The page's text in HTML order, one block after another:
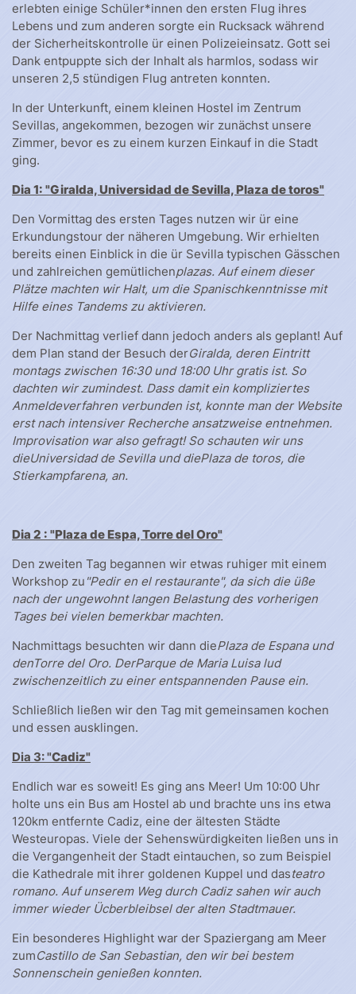
erlebten einige Schüler*innen den ersten Flug ihres
Lebens und zum anderen sorgte ein Rucksack während
der Sicherheitskontrolle ür einen Polizeieinsatz. Gott sei
Dank entpuppte sich der Inhalt als harmlos, sodass wir
unseren 2,5 stündigen Flug antreten konnten.
In der Unterkunft, einem kleinen Hostel im Zentrum
Sevillas, angekommen, bezogen wir zunächst unsere
Zimmer, bevor es zu einem kurzen Einkauf in die Stadt
ging.
Dia 1: "Giralda, Universidad de Sevilla, Plaza de toros"
Den Vormittag des ersten Tages nutzen wir ür eine
Erkundungstour der näheren Umgebung. Wir erhielten
bereits einen Einblick in die ür Sevilla typischen Gässchen
und zahlreichen gemütlichenplazas. Auf einem dieser
Plätze machten wir Halt, um die Spanischkenntnisse mit
Hilfe eines Tandems zu aktivieren.
Der Nachmittag verlief dann jedoch anders als geplant! Auf
dem Plan stand der Besuch derGiralda, deren Eintritt
montags zwischen 16:30 und 18:00 Uhr gratis ist. So
dachten wir zumindest. Dass damit ein kompliziertes
Anmeldeverfahren verbunden ist, konnte man der Website
erst nach intensiver Recherche ansatzweise entnehmen.
Improvisation war also gefragt! So schauten wir uns
dieUniversidad de Sevilla und diePlaza de toros, die
Stierkampfarena, an.
Dia 2 : "Plaza de Espa, Torre del Oro"
Den zweiten Tag begannen wir etwas ruhiger mit einem
Workshop zu "Pedir en el restaurante", da sich die üße
nach der ungewohnt langen Belastung des vorherigen
Tages bei vielen bemerkbar machten.
Nachmittags besuchten wir dann diePlaza de Espana und
denTorre del Oro. DerParque de Maria Luisa lud
zwischenzeitlich zu einer entspannenden Pause ein.
Schließlich ließen wir den Tag mit gemeinsamen kochen
und essen ausklingen.
Dia 3: "Cadiz"
Endlich war es soweit! Es ging ans Meer! Um 10:00 Uhr
holte uns ein Bus am Hostel ab und brachte uns ins etwa
120km entfernte Cadiz, eine der ältesten Städte
Westeuropas. Viele der Sehenswürdigkeiten ließen uns in
die Vergangenheit der Stadt eintauchen, so zum Beispiel
die Kathedrale mit ihrer goldenen Kuppel und dasteatro
romano. Auf unserem Weg durch Cadiz sahen wir auch
immer wieder Ücberbleibsel der alten Stadtmauer.
Ein besonderes Highlight war der Spaziergang am Meer
zumCastillo de San Sebastian, den wir bei bestem
Sonnenschein genießen konnten.